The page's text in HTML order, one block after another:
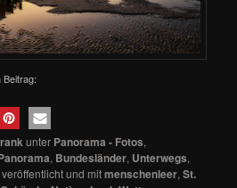
unter Panorama - Fotos,
, Bundesländer, Unterwegs,
veröffentlicht und mitmenschenleer,St.